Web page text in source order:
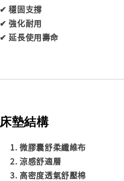
✔ 穩固支撐
✔ 強化耐用
✔ 延長使用壽命
床墊結構
微膠囊舒柔纖維布
涼感舒適層
高密度透氣舒壓棉